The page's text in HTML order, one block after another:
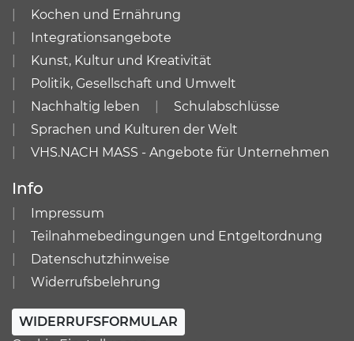
Kochen und Ernährung
Integrationsangebote
Kunst, Kultur und Kreativität
Politik, Gesellschaft und Umwelt
Nachhaltig leben
Schulabschlüsse
Sprachen und Kulturen der Welt
VHS.NACH MASS - Angebote für Unternehmen
Info
Impressum
Teilnahmebedingungen und Entgeltordnung
Datenschutzhinweise
Widerrufsbelehrung
WIDERRUFSFORMULAR